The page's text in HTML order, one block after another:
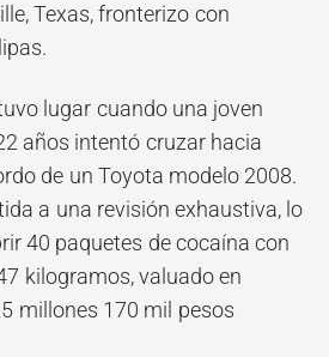
Texas, fronterizo con
lugar cuando una joven
años intentó cruzar hacia
de un Toyota modelo 2008.
a una revisión exhaustiva, lo
40 paquetes de cocaína con
kilogramos, valuado en
millones 170 mil pesos